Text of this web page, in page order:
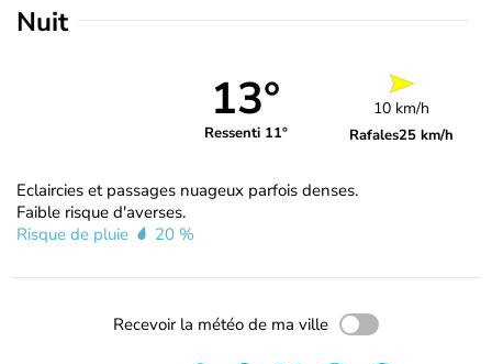
Nuit
13°
Ressenti 11°
10 km/h
Rafales25 km/h
Eclaircies et passages nuageux parfois denses.
Faible risque d'averses.
Risque de pluie
20 %
Recevoir la météo de ma ville